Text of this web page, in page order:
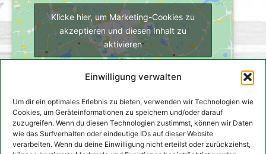
Einwilligung verwalten
Um dir ein optimales Erlebnis zu bieten, verwenden wir Technologien wie
Cookies, um Geräteinformationen zu speichern und/oder darauf
zuzugreifen. Wenn du diesen Technologien zustimmst, können wir Daten
wie das Surfverhalten oder eindeutige IDs auf dieser Website
verarbeiten. Wenn du deine Einwilligung nicht erteilst oder zurückziehst,
Klicke hier, um Marketing-Cookies zu
akzeptieren und diesen Inhalt zu
aktivieren